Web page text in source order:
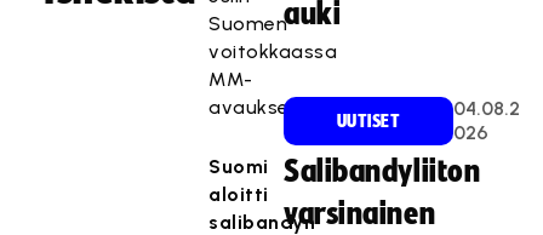
Suomen
voitokkaassa
MM-
avauksessa.
Suomi
aloitti
salibandyn
auki
UUTISET
04.08.2
026
Salibandyliiton
varsinainen